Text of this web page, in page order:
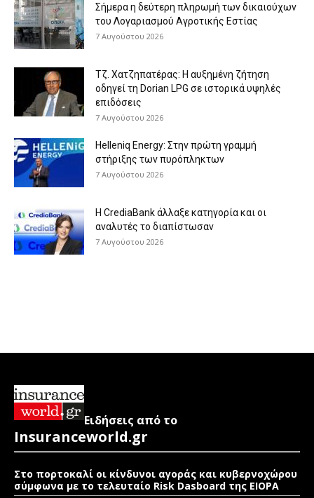
Σήμερα η δεύτερη πληρωμή των δικαιούχων
του Λογαριασμού Αγροτικής Εστίας
7 Αυγούστου 2026
Τζ. Χατζηπατέρας: H αυξημένη ζήτηση
οδηγεί τη Dorian LPG σε ιστορικά υψηλές
επιδόσεις
7 Αυγούστου 2026
Helleniq Energy: Στην πρώτη γραμμή
στήριξης των πυρόπληκτων
7 Αυγούστου 2026
Η CrediaBank άλλαξε κατηγορία και οι
αναλυτές το διαπίστωσαν
7 Αυγούστου 2026
Ειδήσεις από το
Insuranceworld.gr
Στο πορτοκαλί οι κίνδυνοι αγοράς και κυβερνοχώρου
σύμφωνα με το τελευταίο Risk Dasboard της EIOPA